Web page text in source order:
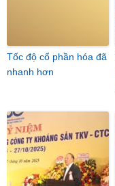
Tốc độ cổ phần hóa đã
nhanh hơn